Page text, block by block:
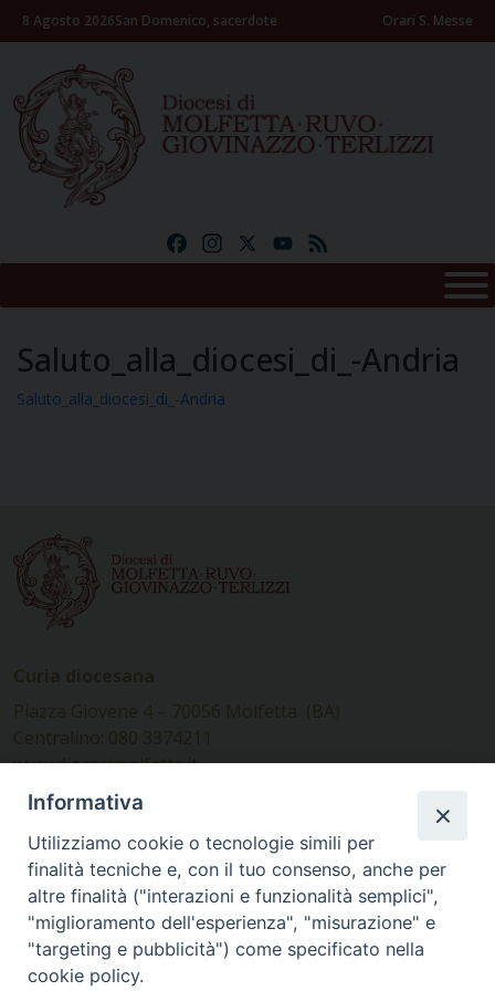
Skip8 Agosto 2026San Domenico, sacerdote Orari S. Messe
FacebookInstagramYouTube
Saluto_alla_diocesi_di_-Andria
Saluto_alla_diocesi_di_-Andria
www.diocesimolfetta.it –
diocesimolfetta@pec.chiesacattolica.it
Ufficio Comunicazioni sociali
Piazza Giovene 4 – 70056 Molfetta (BA)
comunicazionisociali@diocesimolfetta.it
Informativa
Utilizziamo cookie o tecnologie simili per
finalità tecniche e, con il tuo consenso, anche per
altre finalità ("interazioni e funzionalità semplici",
"miglioramento dell'esperienza", "misurazione" e
"targeting e pubblicità") come specificato nella
cookie policy.